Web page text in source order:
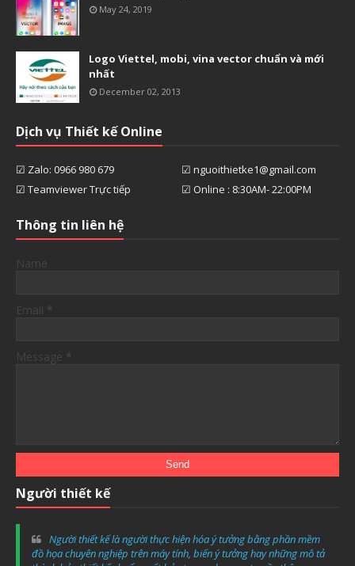
May 24, 2019
Logo Viettel, mobi, vina vector chuẩn và mới
nhất
December 02, 2013
Dịch vụ Thiết kế Online
☑ Zalo: 0966 980 679
☑ nguoithietke1@gmail.com
☑ Teamviewer Trực tiếp
☑ Online : 8:30AM- 22:00PM
Thông tin liên hệ
Name
Email *
Message *
Người thiết kế
Người thiết kế là người thực hiện hóa ý tưởng bằng phần mềm
đồ họa chuyên nghiệp trên máy tính, biến ý tưởng hay những mô tả